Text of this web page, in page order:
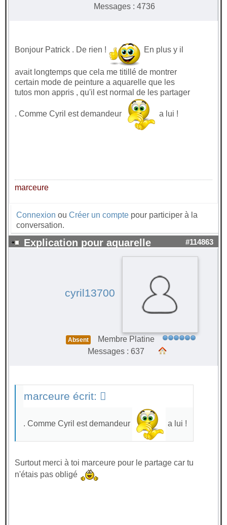
Messages : 4736
Bonjour Patrick . De rien ! En plus y il
avait longtemps que cela me titillé de montrer
certain mode de peinture a aquarelle que les
tutos mon appris , qu'il est normal de les partager
. Comme Cyril est demandeur a lui !
marceure
Connexion ou Créer un compte pour participer à la
conversation.
Explication pour aquarelle #114863
cyril13700
Absent
Membre Platine
Messages : 637
marceure écrit:
. Comme Cyril est demandeur a lui !
Surtout merci à toi marceure pour le partage car tu
n'étais pas obligé